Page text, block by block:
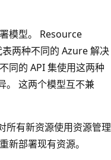
模型。 Resource
两种不同的 Azure 解决
同的 API 集使用这两种
。 这两个模型互不兼
所有新资源使用资源管理
新部署现有资源。